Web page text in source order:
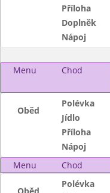
Příloha
Doplněk
Nápoj
Menu Chod
Oběd
Polévka
Jídlo
Příloha
Nápoj
Menu
Chod
Polévka